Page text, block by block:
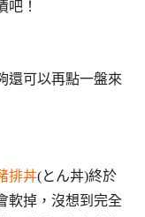
吧！
還可以再點一盤來
排丼(とん丼)終於
軟掉，沒想到完全